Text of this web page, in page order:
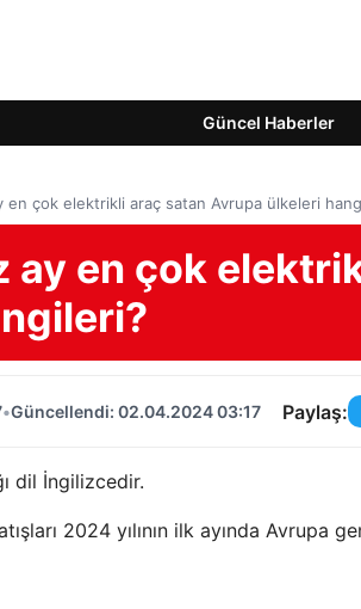
Güncel Haberler
en çok elektrikli araç satan Avrupa ülkeleri
ay en çok
•Güncellendi: 02.04.2024 03:17 Paylaş:
dil İngilizcedir.
2024 yılının ilk ayında Avrupa